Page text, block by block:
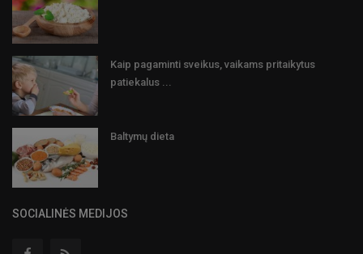
Kaip pagaminti sveikus, vaikams pritaikytus
patiekalus ...
Baltymų dieta
SOCIALINĖS MEDIJOS